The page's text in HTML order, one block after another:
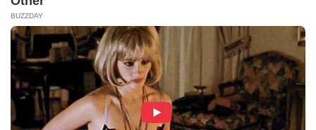
Penelusuran Semua Isi
Blog (Masukkan Kata